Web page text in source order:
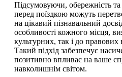
Підсумовуючи, обережність
перед поїздкою можуть
на цікавий пізнавальний
особливості кожного місця,
культурних, так і до
Такий підхід забезпечує
позитивно впливає на ваше
навколишнім світом.